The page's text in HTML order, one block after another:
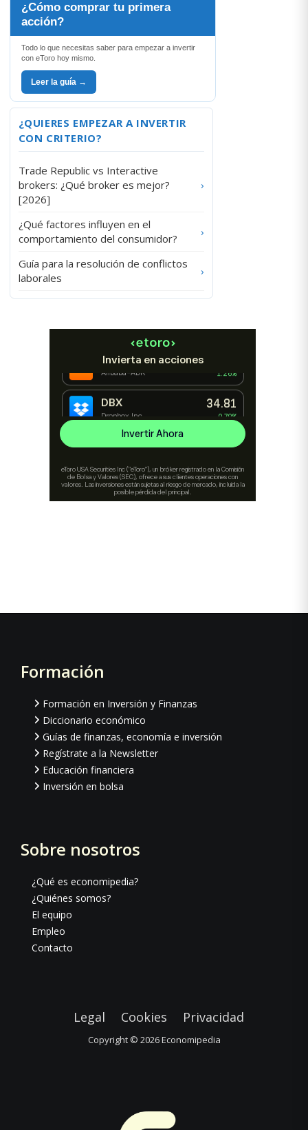
¿Cómo comprar tu primera
acción?
Todo lo que necesitas saber para empezar a invertir
con eToro hoy mismo.
Leer la guía →
¿QUIERES EMPEZAR A INVERTIR
CON CRITERIO?
Trade Republic vs Interactive
brokers: ¿Qué broker es mejor?
[2026]
›
¿Qué factores influyen en el
comportamiento del consumidor?
›
Guía para la resolución de conflictos
laborales
›
Footer
Formación
Formación en Inversión y Finanzas
Diccionario económico
Guías de finanzas, economía e inversión
Regístrate a la Newsletter
Educación financiera
Inversión en bolsa
Sobre nosotros
¿Qué es economipedia?
¿Quiénes somos?
El equipo
Empleo
Contacto
Legal Cookies Privacidad
Copyright © 2026Economipedia